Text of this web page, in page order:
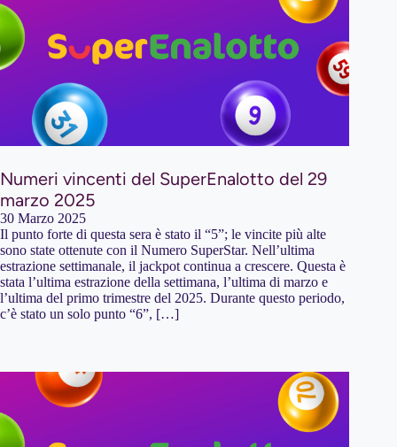
Numeri vincenti del SuperEnalotto del 29
marzo 2025
30 Marzo 2025
Il punto forte di questa sera è stato il “5”; le vincite più alte
sono state ottenute con il Numero SuperStar. Nell’ultima
estrazione settimanale, il jackpot continua a crescere. Questa è
stata l’ultima estrazione della settimana, l’ultima di marzo e
l’ultima del primo trimestre del 2025. Durante questo periodo,
c’è stato un solo punto “6”, […]